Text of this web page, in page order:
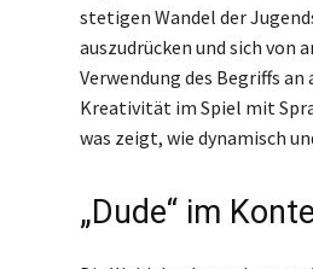
stetigen Wandel der
auszudrücken und sich von
Verwendung des Begriffs
Kreativität im Spiel mit
was zeigt, wie dynamisch
„Dude“ im